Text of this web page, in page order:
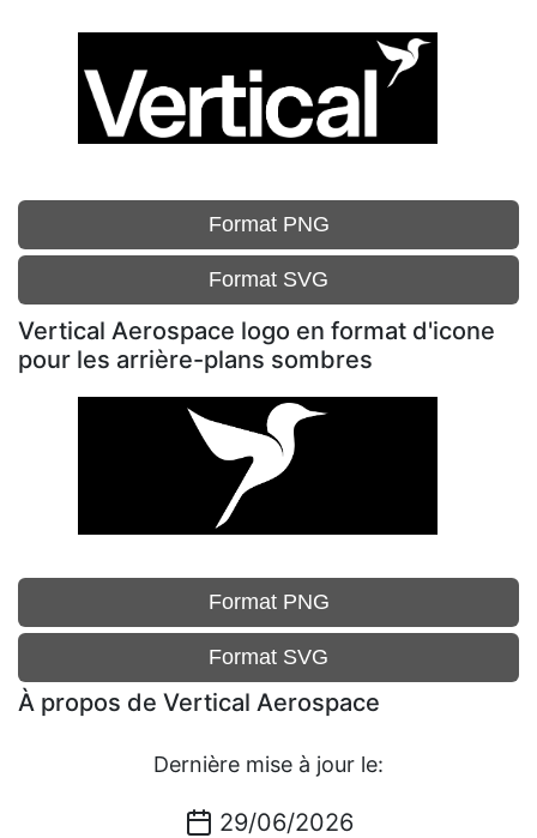
Format PNG
Format SVG
Vertical Aerospace logo en format d'icone
pour les arrière-plans sombres
Format PNG
Format SVG
À propos de Vertical Aerospace
Dernière mise à jour le:
29/06/2026